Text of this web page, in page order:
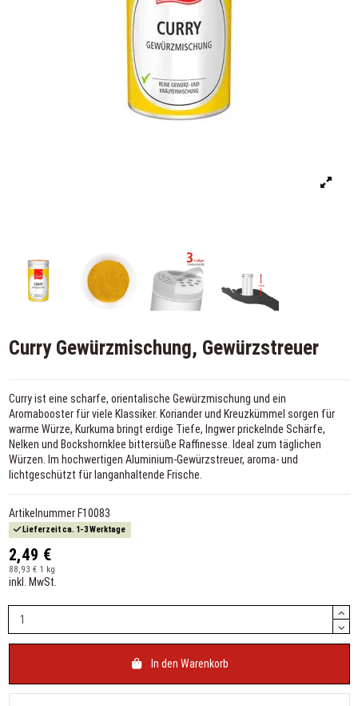
Curry Gewürzmischung, Gewürzstreuer
Curry ist eine scharfe, orientalische Gewürzmischung und ein
Aromabooster für viele Klassiker. Koriander und Kreuzkümmel sorgen für
warme Würze, Kurkuma bringt erdige Tiefe, Ingwer prickelnde Schärfe,
Nelken und Bockshornklee bittersüße Raffinesse. Ideal zum täglichen
Würzen. Im hochwertigen Aluminium-Gewürzstreuer, aroma- und
lichtgeschützt für langanhaltende Frische.
Artikelnummer F10083
Lieferzeit ca. 1-3 Werktage
2,49 €
88,93 € 1 kg
inkl. MwSt.
In den Warenkorb